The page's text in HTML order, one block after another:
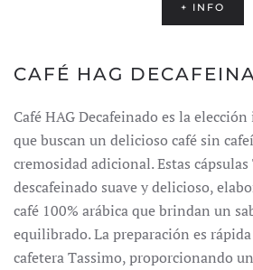
+ INFO
CAFÉ HAG
Café HAG Decafeinado es la
que buscan un delicioso café sin
cremosidad adicional.Estas
descafeinado suave y delicioso,
café 100% arábica que brindan un
equilibrado.La preparación es
cafetera Tassimo, proporcionando